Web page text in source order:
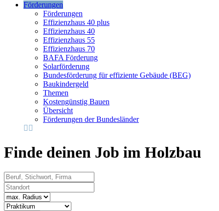
Förderungen
Förderungen
Effizienzhaus 40 plus
Effizienzhaus 40
Effizienzhaus 55
Effizienzhaus 70
BAFA Förderung
Solarförderung
Bundesförderung für effiziente Gebäude (BEG)
Baukindergeld
Themen
Kostengünstig Bauen
Übersicht
Förderungen der Bundesländer
Finde deinen Job im Holzbau
Beruf, Stichwort, Firma
Standort
Radius
Vertragsart